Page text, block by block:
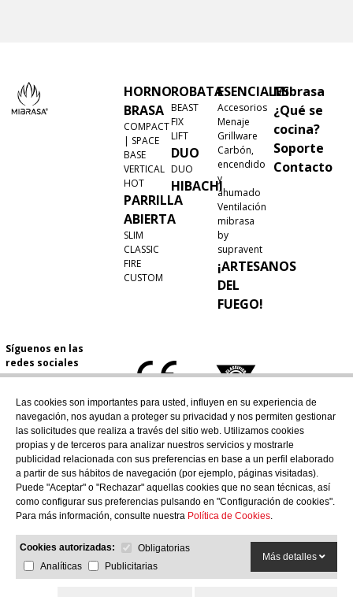
Las cookies son importantes para usted, influyen en su experiencia de
navegación, nos ayudan a proteger su privacidad y nos permiten gestionar
las solicitudes que realiza a través del sitio web. Utilizamos cookies
propias y de terceros para analizar nuestros servicios y mostrarle
publicidad relacionada con sus preferencias en base a un perfil elaborado
a partir de sus hábitos de navegación (por ejemplo, páginas visitadas).
Puede "Aceptar" o "Rechazar" aquellas cookies que no sean técnicas, así
como configurar sus preferencias pulsando en "Configuración de cookies".
Para más información, consulte nuestra Política de Cookies.
Cookies autorizadas:
Obligatorias
Analíticas
Publicitarias
Más detalles
HORNO
BRASA
COMPACT
| SPACE
BASE
VERTICAL
HOT
PARRILLA
ABIERTA
SLIM
CLASSIC
FIRE
CUSTOM
ROBATA
BEAST
FIX
LIFT
DUO
DUO
HIBACHI
ESENCIALES
Accesorios
Menaje
Grillware
Carbón,
encendido
y
ahumado
Ventilación
mibrasa
by
supravent
¡ARTESANOS
DEL
FUEGO!
Mibrasa
¿Qué se
cocina?
Soporte
Contacto
Síguenos en las
redes sociales